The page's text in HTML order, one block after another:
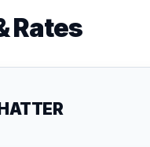
Rates